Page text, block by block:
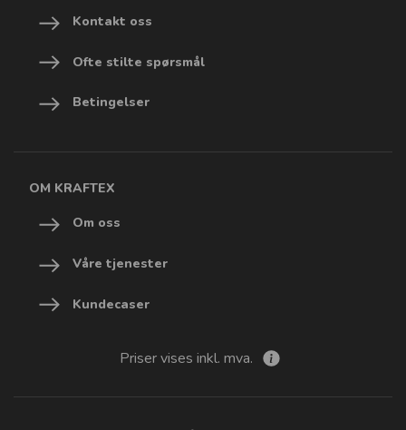
Kontakt oss
Ofte stilte spørsmål
Betingelser
OM KRAFTEX
Om oss
Våre tjenester
Kundecaser
Priser vises inkl. mva.